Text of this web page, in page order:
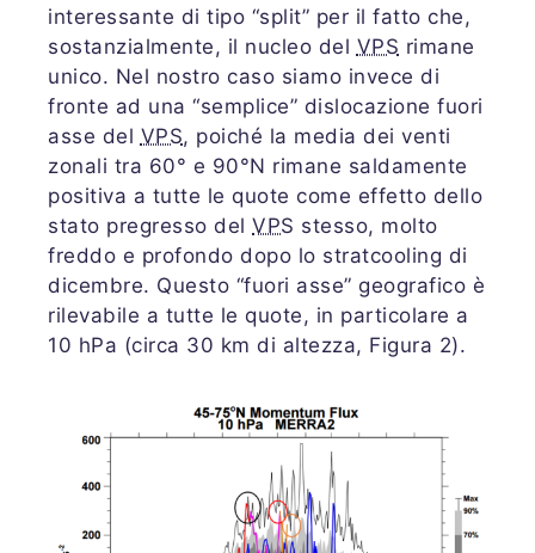
interessante di tipo “split” per il fatto che,
sostanzialmente, il nucleo del VPS rimane
unico. Nel nostro caso siamo invece di
fronte ad una “semplice” dislocazione fuori
asse del VPS, poiché la media dei venti
zonali tra 60° e 90°N rimane saldamente
positiva a tutte le quote come effetto dello
stato pregresso del VPS stesso, molto
freddo e profondo dopo lo stratcooling di
dicembre. Questo “fuori asse” geografico è
rilevabile a tutte le quote, in particolare a
10 hPa (circa 30 km di altezza, Figura 2).